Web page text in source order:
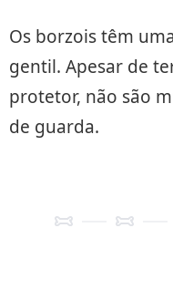
Os borzois têm
gentil. Apesar de
protetor, não são
de guarda.